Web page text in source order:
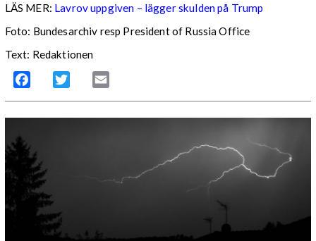
LÄS MER: Lavrov uppgiven – lägger skulden på Trump
Foto: Bundesarchiv resp President of Russia Office
Text: Redaktionen
Facebook Twitter